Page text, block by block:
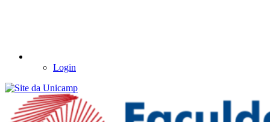
Login